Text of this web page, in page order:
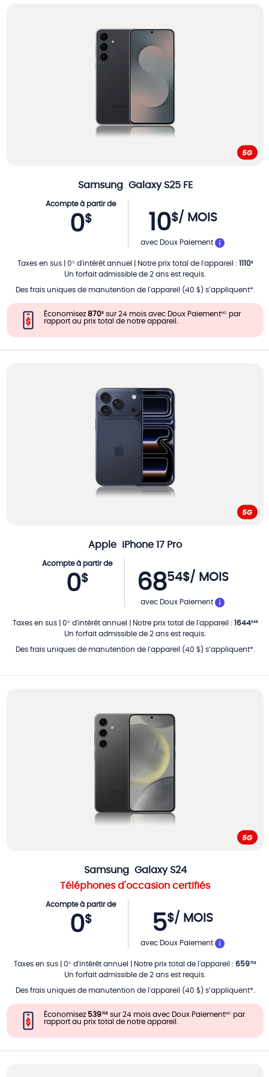
Samsung Galaxy S25 FE
Acompte à partir de
0$ 10$/ MOIS
PAR MOIS
avec Doux Paiement
Taxes en sus| 0% d'intérêt annuel Notre prix total de l'appareil : 1110$
Un forfait admissible de 2 ans est requis.
Des frais uniques de manutention de l'appareil (40 $) s’appliquent*.
Économisez 870$ sur 24 mois avec Doux PaiementMC
par
rapport au prix total de notre appareil.
Apple iPhone 17 Pro
Acompte à partir de
0$ 6854$/ MOIS
PAR MOIS
avec Doux Paiement
Taxes en sus| 0% d'intérêt annuel Notre prix total de l'appareil : 164484$
Un forfait admissible de 2 ans est requis.
Des frais uniques de manutention de l'appareil (40 $) s’appliquent*.
Samsung Galaxy S24
Téléphones d'occasion certifiés
Acompte à partir de
0$ 5$/ MOIS
PAR MOIS
avec Doux Paiement
Taxes en sus 0% d'intérêt annuel Notre prix total de l'appareil : 65975$
Un forfait admissible de 2 ans est requis.
Des frais uniques de manutention de l'appareil (40 $) s’appliquent*.
Économisez 53975$ sur 24 mois avec Doux PaiementMC
par
rapport au prix total de notre appareil.